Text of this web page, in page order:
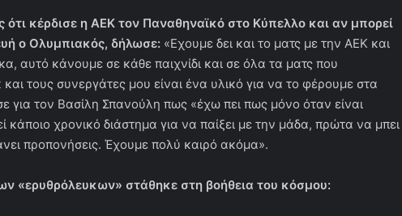
ότι κέρδισε η ΑΕΚ τον Παναθηναϊκό στο Κύπελλο και αν μπορεί
ο Ολυμπιακός, δήλωσε: «Εχουμε δει και το ματς με την ΑΕΚ και
αυτό κάνουμε σε κάθε παιχνίδι και σε όλα τα ματς που
τους συνεργάτες μου είναι ένα υλικό για να το φέρουμε στα
για τον Βασίλη Σπανούλη πως «έχω πει πως μόνο όταν είναι
κάποιο χρονικό διάστημα για να παίξει με την μάδα, πρώτα να μπει
προπονήσεις. Έχουμε πολύ καιρό ακόμα».
«ερυθρόλευκων» στάθηκε στη βοήθεια του κόσμου: